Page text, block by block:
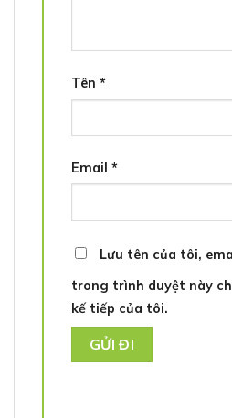
Tên *
Email *
Lưu tên của tôi,
trong trình duyệt này
kế tiếp của tôi.